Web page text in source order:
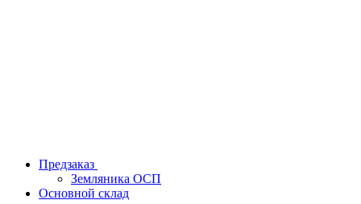
Предзаказ
Земляника ОСП
Основной склад